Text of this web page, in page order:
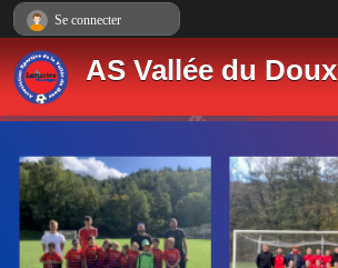
AS Vallée du Doux
Se connecter
Panneau de gestion des cookies